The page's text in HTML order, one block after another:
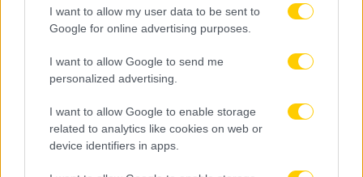
I want to allow my user data to be sent to
Google for online advertising purposes.
I want to allow Google to send me
personalized advertising.
I want to allow Google to enable storage
related to analytics like cookies on web or
device identifiers in apps.